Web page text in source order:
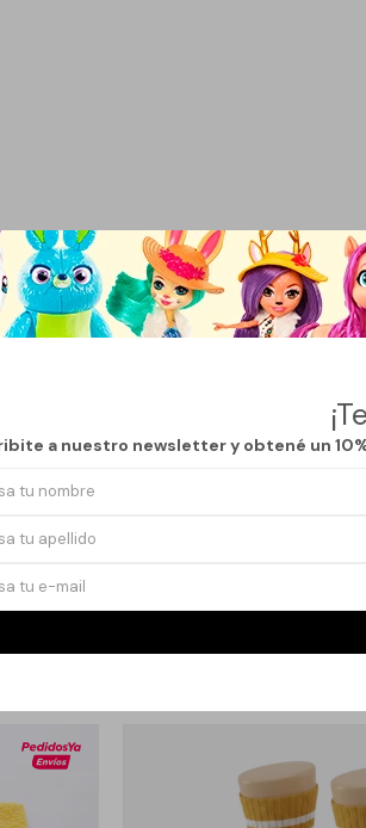
a nuestro newsletter y obtené un
Las medias Que Regalo! modelo
ofrecer comodidad y soporte, estas
cada partido. Su material transpirable
incluso en los momentos más intensos
competiciones. Su durabilidad
inversión inteligente para cualquier
asegurando que todos puedan disfrutar
Además, su fácil mantenimiento
en el campo o en la cancha, las medias
interesar